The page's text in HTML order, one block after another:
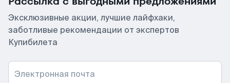
Эксклюзивные акции, лучшие лайфхаки,
заботливые рекомендации от экспертов
Купибилета
Электронная почта